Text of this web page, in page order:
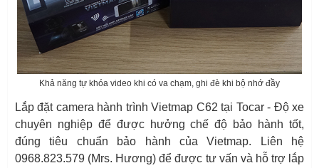
Khả năng tự khóa video khi có va chạm, ghi đè khi bộ nhớ đầy
Lắp đặt camera hành trình Vietmap C62 tại Tocar - Độ xe
chuyên nghiệp để được hưởng chế độ bảo hành tốt,
đúng tiêu chuẩn bảo hành của Vietmap. Liên hệ
0968.823.579 (Mrs. Hương) để được tư vấn và hỗ trợ lắp